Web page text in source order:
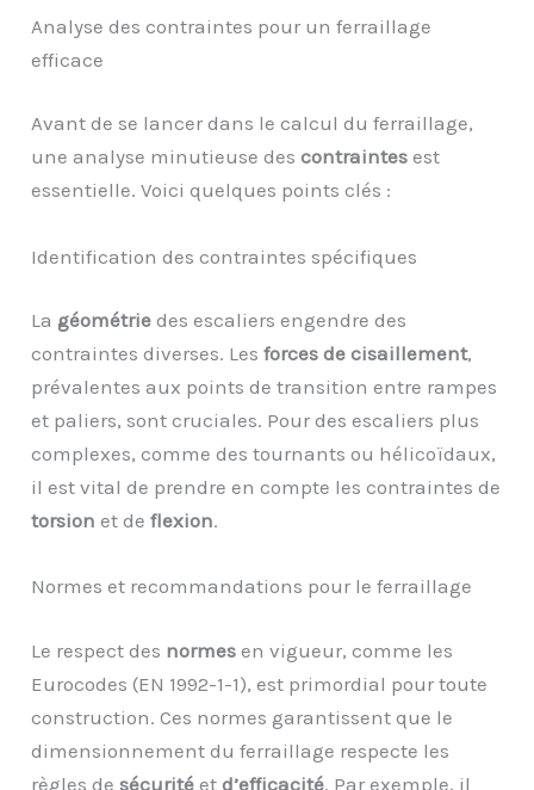
Analyse des contraintes pour un ferraillage
efficace
Avant de se lancer dans le calcul du ferraillage,
une analyse minutieuse descontraintes est
essentielle. Voici quelques points clés :
Identification des contraintes spécifiques
La géométrie des escaliers engendre des
contraintes diverses. Lesforces de cisaillement,
prévalentes aux points de transition entre rampes
et paliers, sont cruciales. Pour des escaliers plus
complexes, comme des tournants ou hélicoïdaux,
il est vital de prendre en compte les contraintes de
torsion et deflexion.
Normes et recommandations pour le ferraillage
Le respect des normes en vigueur, comme les
Eurocodes (EN 1992-1-1), est primordial pour toute
construction. Ces normes garantissent que le
dimensionnement du ferraillage respecte les
règles desécurité etd’efficacité. Par exemple, il